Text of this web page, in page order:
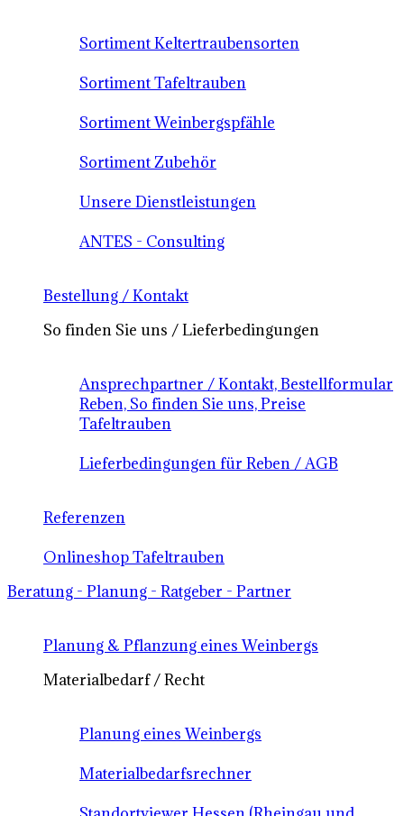
Sortiment Keltertraubensorten
Sortiment Tafeltrauben
Sortiment Weinbergspfähle
Sortiment Zubehör
Unsere Dienstleistungen
ANTES - Consulting
Bestellung / Kontakt
So finden Sie uns / Lieferbedingungen
Ansprechpartner / Kontakt, Bestellformular
Reben, So finden Sie uns, Preise
Tafeltrauben
Lieferbedingungen für Reben / AGB
Referenzen
Onlineshop Tafeltrauben
Beratung - Planung - Ratgeber - Partner
Planung & Pflanzung eines Weinbergs
Materialbedarf / Recht
Planung eines Weinbergs
Materialbedarfsrechner